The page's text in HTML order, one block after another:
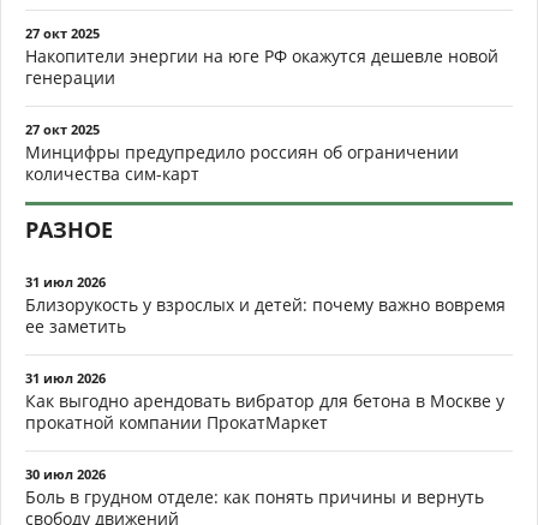
27 окт 2025
Накопители энергии на юге РФ окажутся дешевле новой
генерации
27 окт 2025
Минцифры предупредило россиян об ограничении
количества сим-карт
РАЗНОЕ
31 июл 2026
Близорукость у взрослых и детей: почему важно вовремя
ее заметить
31 июл 2026
Как выгодно арендовать вибратор для бетона в Москве у
прокатной компании ПрокатМаркет
30 июл 2026
Боль в грудном отделе: как понять причины и вернуть
свободу движений